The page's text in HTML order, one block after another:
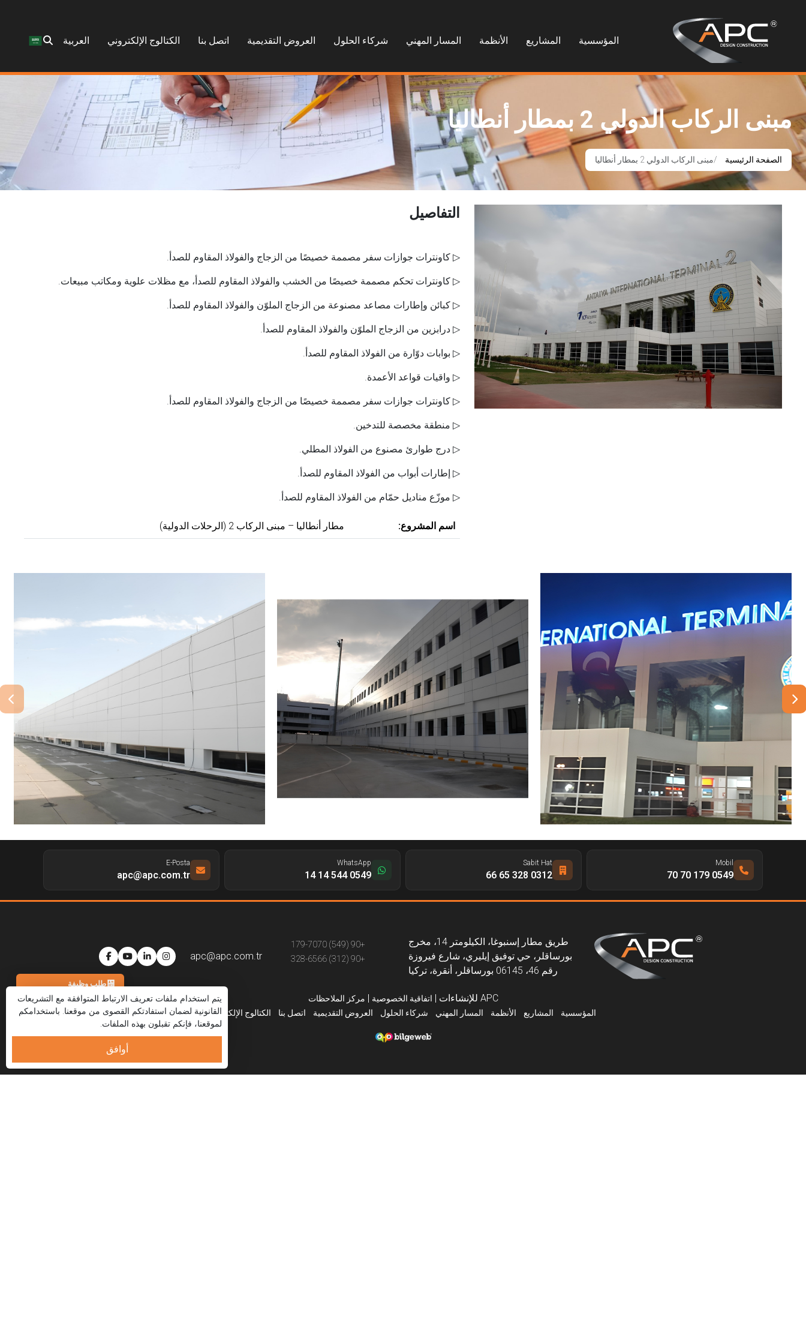
المؤسسية المشاريع الأنظمة المسار المهني شركاء الحلول العروض التقديمية اتصل بنا الكتالوج الإلكتروني العربية
مبنى الركاب الدولي 2 بمطار أنطاليا
الصفحة الرئيسية مبنى الركاب الدولي 2 بمطار أنطاليا
التفاصيل
▷ كاونترات جوازات سفر مصممة خصيصًا من الزجاج والفولاذ المقاوم للصدأ.
▷ كاونترات تحكم مصممة خصيصًا من الخشب والفولاذ المقاوم للصدأ، مع مظلات علوية ومكاتب مبيعات.
▷ كبائن وإطارات مصاعد مصنوعة من الزجاج الملوّن والفولاذ المقاوم للصدأ.
▷ درابزين من الزجاج الملوّن والفولاذ المقاوم للصدأ.
▷ بوابات دوّارة من الفولاذ المقاوم للصدأ.
▷ واقيات قواعد الأعمدة.
▷ كاونترات جوازات سفر مصممة خصيصًا من الزجاج والفولاذ المقاوم للصدأ.
▷ منطقة مخصصة للتدخين.
▷ درج طوارئ مصنوع من الفولاذ المطلي.
▷ إطارات أبواب من الفولاذ المقاوم للصدأ.
▷ موزّع مناديل حمّام من الفولاذ المقاوم للصدأ.
اسم المشروع: مطار أنطاليا – مبنى الركاب 2 (الرحلات الدولية)
يتم استخدام ملفات تعريف الارتباط المتوافقة مع التشريعات
القانونية لضمان استفادتكم القصوى من موقعنا. باستخدامكم
لموقعنا، فإنكم تقبلون بهذه الملفات.
أوافق
Mobil
0549 179 70 70
Sabit Hat
0312 328 65 66
WhatsApp
0549 544 14 14
E-Posta
apc@apc.com.tr
طريق مطار إسنبوغا، الكيلومتر 14، مخرج
بورساقلر، حي توفيق إيليري، شارع فيروزة
رقم 46، 06145 بورساقلر، أنقرة، تركيا
+90 (549) 179-7070
+90 (312) 328-6566
apc@apc.com.tr
APC للإنشاءات اتفاقية الخصوصية
مركز الملاحظات
المؤسسية
المشاريع الأنظمة المسار المهني شركاء الحلول العروض التقديمية اتصل بنا الكتالوج الإلكتروني العربية
طلب وظيفة
واتساب